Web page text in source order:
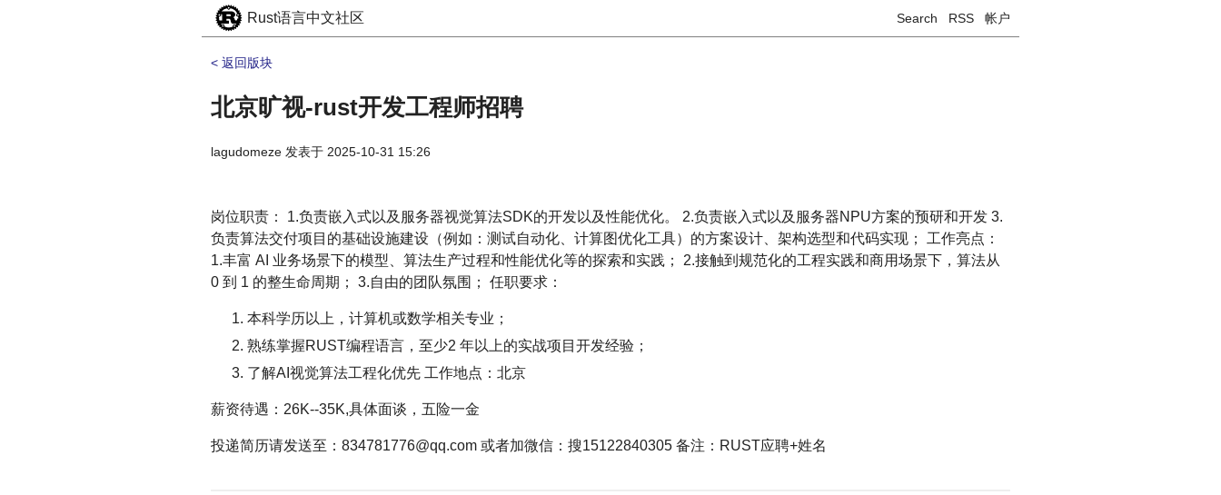
Rust语言中文社区 Search RSS 帐户
< 返回版块
北京旷视-rust开发工程师招聘
lagudomeze 发表于 2025-10-31 15:26
岗位职责： 1.负责嵌入式以及服务器视觉算法SDK的开发以及性能优化。 2.负责嵌入式以及服务器NPU方案的预研和开发 3.
负责算法交付项目的基础设施建设（例如：测试自动化、计算图优化工具）的方案设计、架构选型和代码实现； 工作亮点：
1.丰富 AI 业务场景下的模型、算法生产过程和性能优化等的探索和实践； 2.接触到规范化的工程实践和商用场景下，算法从
0 到 1 的整生命周期； 3.自由的团队氛围； 任职要求：
本科学历以上，计算机或数学相关专业；
熟练掌握RUST编程语言，至少2 年以上的实战项目开发经验；
了解AI视觉算法工程化优先 工作地点：北京
薪资待遇：26K--35K,具体面谈，五险一金
投递简历请发送至：834781776@qq.com 或者加微信：搜15122840305 备注：RUST应聘+姓名